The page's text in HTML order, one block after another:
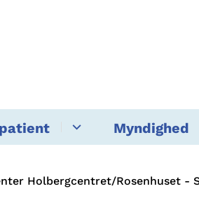
Myndighed
Holbergcentret/Rosenhuset -